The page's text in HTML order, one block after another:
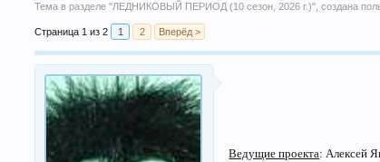
Тема в разделе "ЛЕДНИКОВЫЙ ПЕРИОД (10 сезон, 2026 г.)", создана
Страница 1 из 2 1 2 Вперёд >
Ведущие проекта: Алексей